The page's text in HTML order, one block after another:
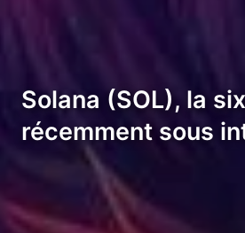
Solana (SOL), la
récemment sous